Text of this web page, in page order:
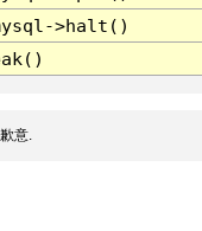
>halt()
意.